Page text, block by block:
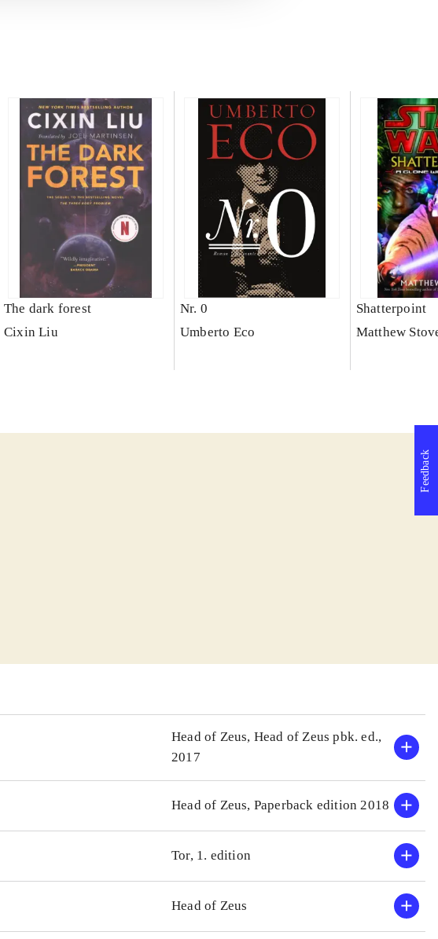
The dark forest
Cixin Liu
Nr. 0
Umberto Eco
Shatterpoint
Matthew
Head of Zeus, Head of Zeus pbk. ed.,
2017
Head of Zeus, Paperback edition 2018
Tor, 1. edition
Head of Zeus
Feedback